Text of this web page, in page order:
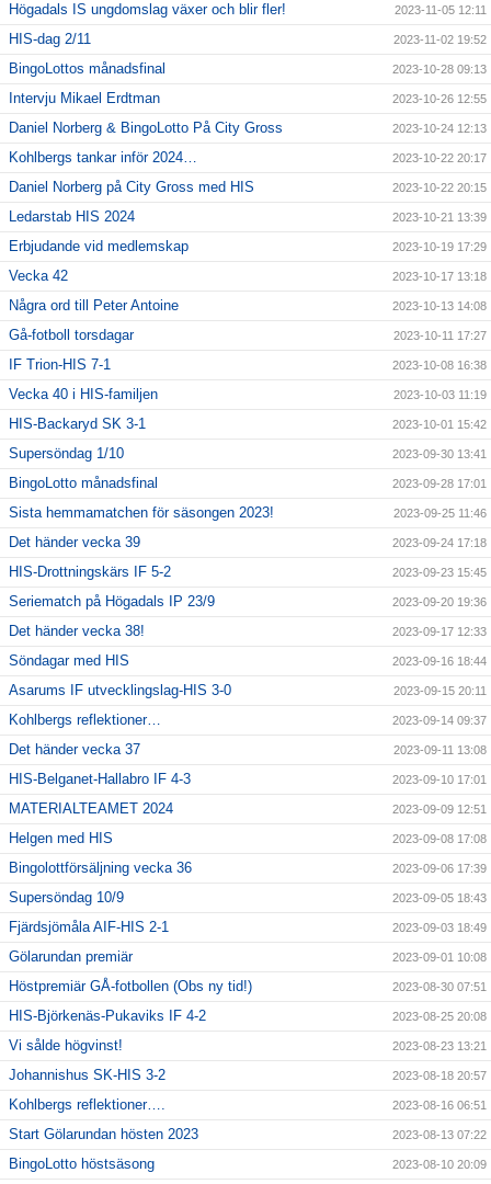
Högadals IS ungdomslag växer och blir fler! 2023-11-05 12:11
HIS-dag 2/11 2023-11-02 19:52
BingoLottos månadsfinal 2023-10-28 09:13
Intervju Mikael Erdtman 2023-10-26 12:55
Daniel Norberg & BingoLotto På City Gross 2023-10-24 12:13
Kohlbergs tankar inför 2024… 2023-10-22 20:17
Daniel Norberg på City Gross med HIS 2023-10-22 20:15
Ledarstab HIS 2024 2023-10-21 13:39
Erbjudande vid medlemskap 2023-10-19 17:29
Vecka 42 2023-10-17 13:18
Några ord till Peter Antoine 2023-10-13 14:08
Gå-fotboll torsdagar 2023-10-11 17:27
IF Trion-HIS 7-1 2023-10-08 16:38
Vecka 40 i HIS-familjen 2023-10-03 11:19
HIS-Backaryd SK 3-1 2023-10-01 15:42
Supersöndag 1/10 2023-09-30 13:41
BingoLotto månadsfinal 2023-09-28 17:01
Sista hemmamatchen för säsongen 2023! 2023-09-25 11:46
Det händer vecka 39 2023-09-24 17:18
HIS-Drottningskärs IF 5-2 2023-09-23 15:45
Seriematch på Högadals IP 23/9 2023-09-20 19:36
Det händer vecka 38! 2023-09-17 12:33
Söndagar med HIS 2023-09-16 18:44
Asarums IF utvecklingslag-HIS 3-0 2023-09-15 20:11
Kohlbergs reflektioner… 2023-09-14 09:37
Det händer vecka 37 2023-09-11 13:08
HIS-Belganet-Hallabro IF 4-3 2023-09-10 17:01
MATERIALTEAMET 2024 2023-09-09 12:51
Helgen med HIS 2023-09-08 17:08
Bingolottförsäljning vecka 36 2023-09-06 17:39
Supersöndag 10/9 2023-09-05 18:43
Fjärdsjömåla AIF-HIS 2-1 2023-09-03 18:49
Gölarundan premiär 2023-09-01 10:08
Höstpremiär GÅ-fotbollen (Obs ny tid!) 2023-08-30 07:51
HIS-Björkenäs-Pukaviks IF 4-2 2023-08-25 20:08
Vi sålde högvinst! 2023-08-23 13:21
Johannishus SK-HIS 3-2 2023-08-18 20:57
Kohlbergs reflektioner…. 2023-08-16 06:51
Start Gölarundan hösten 2023 2023-08-13 07:22
BingoLotto höstsäsong 2023-08-10 20:09